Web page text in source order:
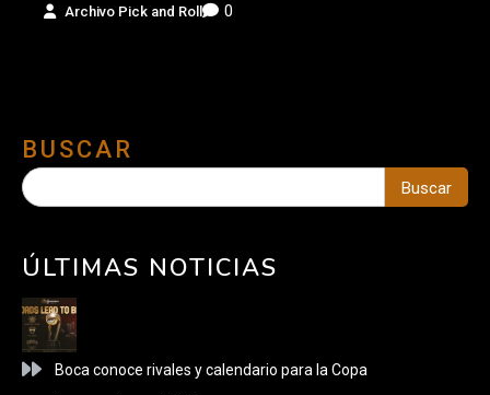
Archivo Pick and Roll
0
BUSCAR
Buscar
ÚLTIMAS NOTICIAS
Boca conoce rivales y calendario para la Copa